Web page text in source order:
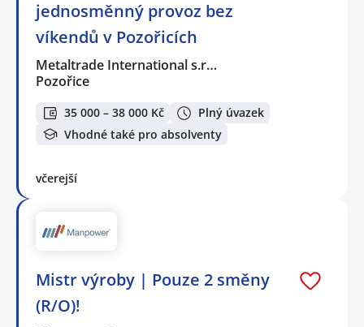
jednosměnný provoz bez
víkendů v Pozořicích
Metaltrade International s.r…
Pozořice
35 000 – 38 000 Kč
Plný úvazek
Vhodné také pro absolventy
včerejší
Mistr výroby | Pouze 2 směny
(R/O)!